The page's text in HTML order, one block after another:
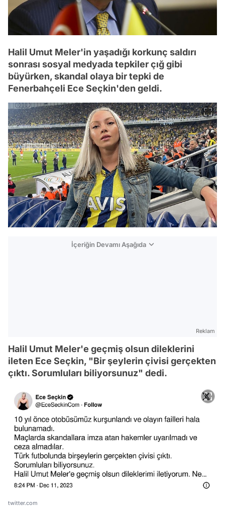
Halil Umut Meler'in yaşadığı korkunç saldırı
sonrası sosyal medyada tepkiler çığ gibi
büyürken, skandal olaya bir tepki de
Fenerbahçeli Ece Seçkin'den geldi.
İçeriğin Devamı Aşağıda
Reklam
Halil Umut Meler'e geçmiş olsun dileklerini
ileten Ece Seçkin, "Bir şeylerin çivisi gerçekten
çıktı. Sorumluları biliyorsunuz" dedi.
twitter.com
Test